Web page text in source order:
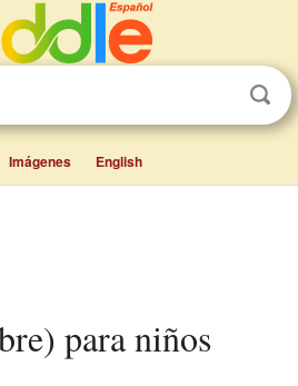
Imágenes English
para niños